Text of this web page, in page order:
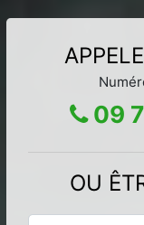
09
OU